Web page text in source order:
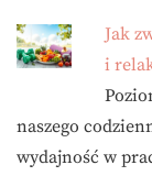
Jak
i
naszego
wydajność w